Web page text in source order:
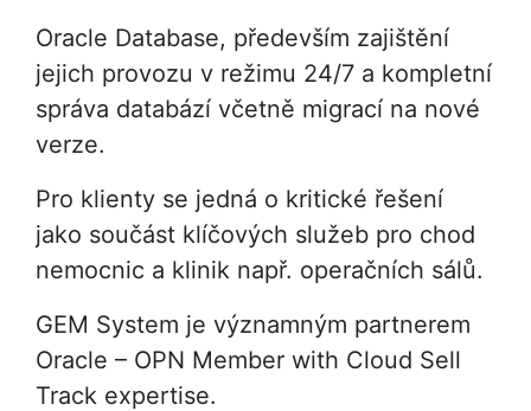
Oracle Database, především zajištění
jejich provozu v režimu 24/7 a kompletní
správa databází včetně migrací na nové
verze.
Pro klienty se jedná o kritické řešení
jako součást klíčových služeb pro chod
nemocnic a klinik např. operačních sálů.
GEM System je významným partnerem
Oracle – OPN Member with Cloud Sell
Track expertise.